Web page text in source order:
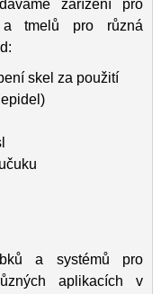
zařízení pro
a tmelů pro různá
skel za použití
a systémů pro
aplikacích v